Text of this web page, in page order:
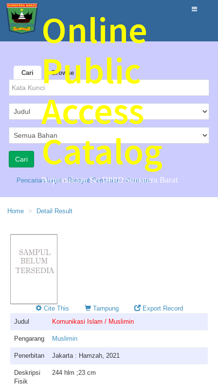
Online
Public
Access
Catalog
Perpustakaan Set DPRD Sumatera Barat
Cari Browse
Pencarian lanjut-Riwayat Pencarian- Bantuan
Home Detail Result
Cite This Tampung
Export Record
Judul
Komunikasi Islam / Muslimin
Pengarang Muslimin
Penerbitan Jakarta : Hamzah, 2021
Deskripsi
Fisik
244 hlm ;23 cm